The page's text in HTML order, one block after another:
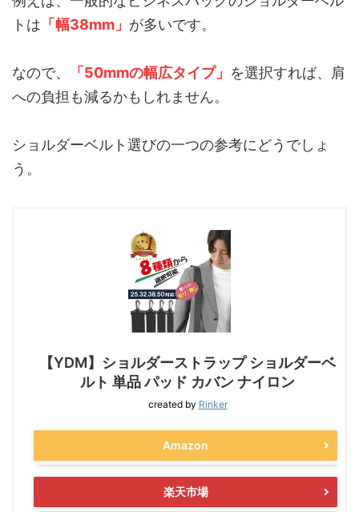
トは 「幅38mm」 が多いです。
なので、 「50mmの幅広タイプ」 を選択すれば、肩
への負担も減るかもしれません。
ショルダーベルト選びの一つの参考にどうでしょ
う。
【YDM】ショルダーストラップ ショルダーベ
ルト 単品 パッド カバン ナイロン
created by Rinker
Amazon
楽天市場